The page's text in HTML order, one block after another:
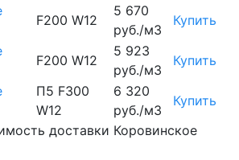
F200 W12
5 670
руб./м3
Купить
F200 W12
5 923
руб./м3
Купить
П5 F300
W12
6 320
руб./м3
Купить
доставки Коровинское